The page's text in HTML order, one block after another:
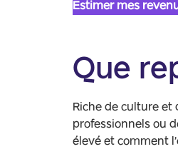
Estimer mes
Que
Riche de culture et
professionnels ou
élevé et comment